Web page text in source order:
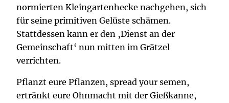
normierten Kleingartenhecke nachgehen, sich
für seine primitiven Gelüste schämen.
Stattdessen kann er den ‚Dienst an der
Gemeinschaft‘ nun mitten im Grätzel
verrichten.
Pflanzt eure Pflanzen, spread your semen,
ertränkt eure Ohnmacht mit der Gießkanne,